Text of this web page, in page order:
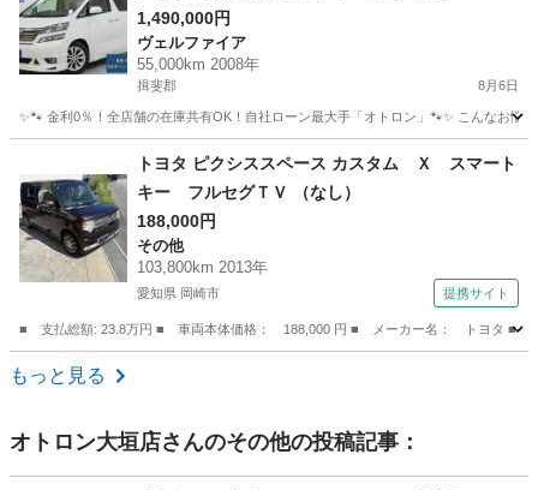
1,490,000円
ヴェルファイア
55,000km 2008年
揖斐郡 8月6日
✨🐾 金利0％！全店舗の在庫共有OK！自社ローン最大手「オトロン」🐾✨ こんなお
ヴェルファイア 車両
トヨタ ピクシススペース カスタム Ｘ スマート
キー フルセグＴＶ （なし）
188,000円
その他
103,800km 2013年
愛知県 岡崎市 提携サイト
■ 支払総額: 23.8万円 ■ 車両本体価格： 188,000 円 ■ メーカー名： トヨタ
愛知 岡崎市
もっと見る
オトロン大垣店さんのその他の投稿記事：